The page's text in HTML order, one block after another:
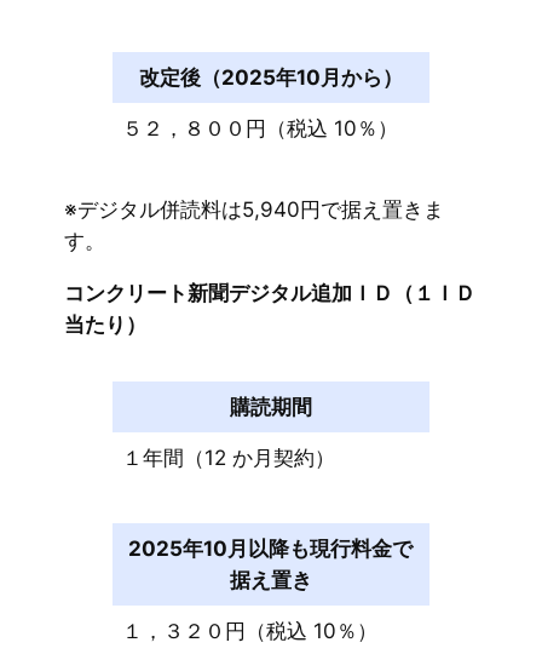
改定後（2025年10月から）
５２，８００円（税込 10％）
※デジタル併読料は5,940円で据え置きま
す。
コンクリート新聞デジタル追加ＩＤ（１ＩＤ
当たり）
購読期間
１年間（12 か月契約）
2025年10月以降も現行料金で
据え置き
１，３２０円（税込 10％）